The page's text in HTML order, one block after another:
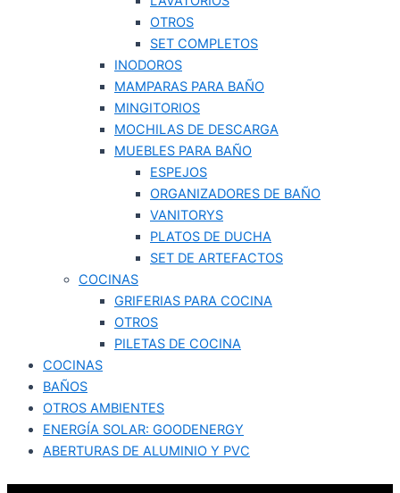
OTROS
SET COMPLETOS
INODOROS
MAMPARAS PARA BAÑO
MINGITORIOS
MOCHILAS DE DESCARGA
MUEBLES PARA BAÑO
ESPEJOS
ORGANIZADORES DE BAÑO
VANITORYS
PLATOS DE DUCHA
SET DE ARTEFACTOS
COCINAS
GRIFERIAS PARA COCINA
OTROS
PILETAS DE COCINA
COCINAS
BAÑOS
OTROS AMBIENTES
ENERGÍA SOLAR: GOODENERGY
ABERTURAS DE ALUMINIO Y PVC